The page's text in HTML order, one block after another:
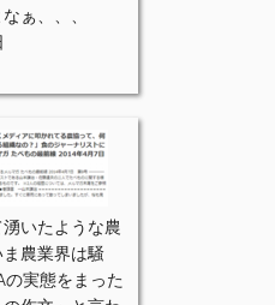
ぁ、、、
いたような農
農業界は騒
実態をまった